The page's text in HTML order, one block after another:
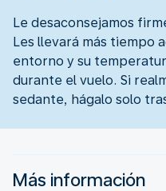
Le desaconsejamos
Les llevará más tiempo
entorno y su
durante el vuelo. Si
sedante, hágalo solo
Más información